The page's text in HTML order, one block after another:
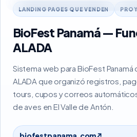
LANDING PAGES QUE VENDEN
BioFest Panamá —
ALADA
Sistema web para BioFest Panamá
ALADA que organizó registros,
tours, cupos y correos
de aves en El Valle de Antón.